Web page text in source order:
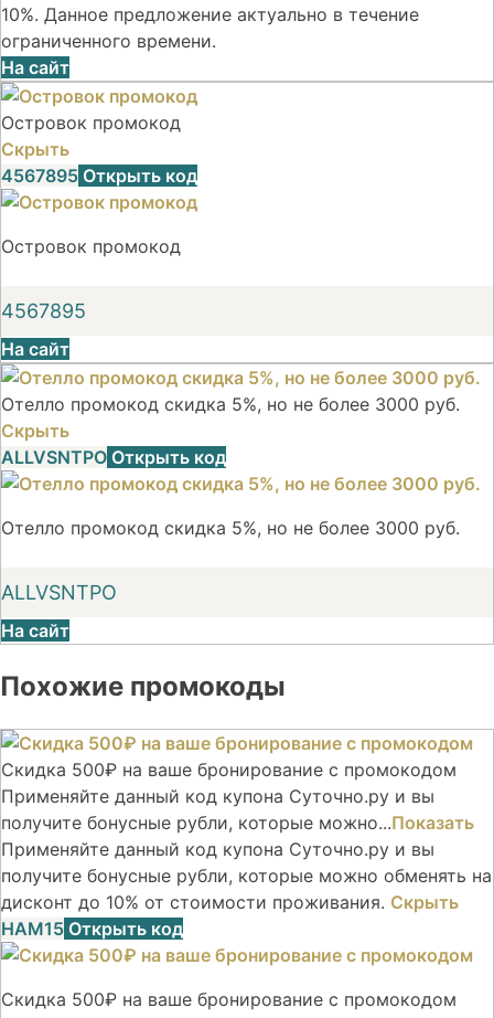
10%. Данное предложение актуально в течение
ограниченного времени.
На сайт
Островок промокод
Скрыть
4567895 Открыть код
Островок промокод
4567895
На сайт
Отелло промокод скидка 5%, но не более 3000 руб.
Скрыть
ALLVSNTPO Открыть код
Отелло промокод скидка 5%, но не более 3000 руб.
ALLVSNTPO
На сайт
Похожие промокоды
Скидка 500₽ на ваше бронирование с промокодом
Применяйте данный код купона Суточно.ру и вы
получите бонусные рубли, которые можно...Показать
Применяйте данный код купона Суточно.ру и вы
получите бонусные рубли, которые можно обменять на
дисконт до 10% от стоимости проживания. Скрыть
НАМ15 Открыть код
Скидка 500₽ на ваше бронирование с промокодом